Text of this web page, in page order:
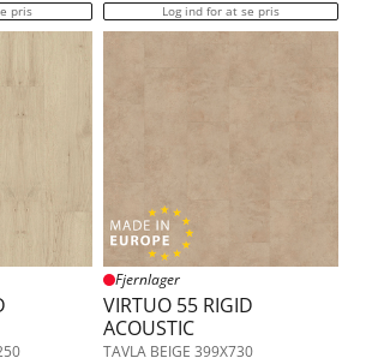
pris Log ind for at se pris
Fjernlager
VIRTUO 55 RIGID
ACOUSTIC
TAVLA BEIGE 399X730